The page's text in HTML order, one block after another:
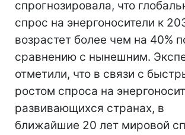
спрогнозировала, что
спрос на энергоносители к
возрастет более чем на 40%
сравнению с нынешним.
отметили, что в связи с
ростом спроса на
развивающихся странах, в
ближайшие 20 лет мировой